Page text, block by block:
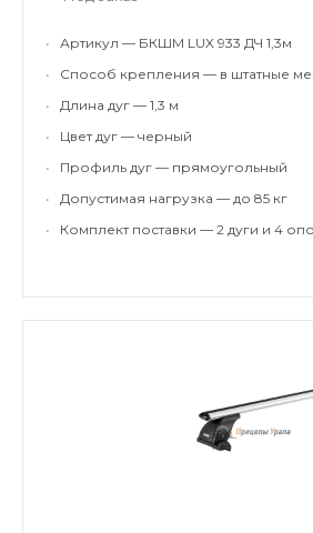
•
Артикул — БКШМ LUX 933 ДЧ 1,3м
•
Способ крепления — в штатные
•
Длина дуг — 1,3 м
•
Цвет дуг — черный
•
Профиль дуг — прямоугольный
•
Допустимая нагрузка — до 85 кг
•
Комплект поставки — 2 дуги и 4